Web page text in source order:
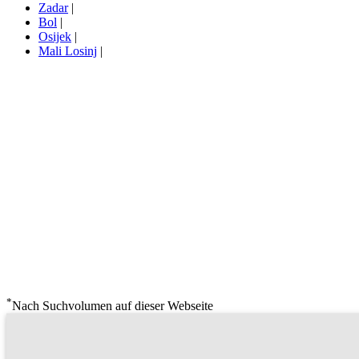
Zadar|
Bol |
Osijek |
Mali Losinj |
*Nach Suchvolumen auf dieser Webseite